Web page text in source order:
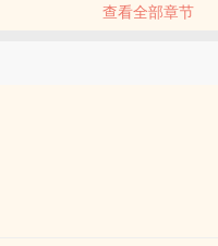
查看全部章节